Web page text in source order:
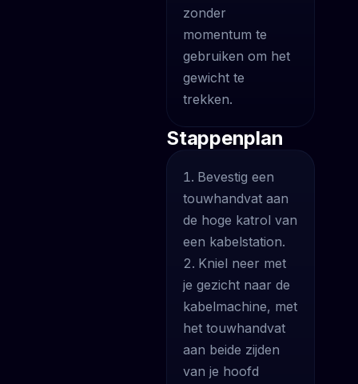
zonder
momentum te
gebruiken om het
gewicht te
trekken.
Stappenplan
Bevestig een
touwhandvat aan
de hoge katrol van
een kabelstation.
Kniel neer met
je gezicht naar de
kabelmachine, met
het touwhandvat
aan beide zijden
van je hoofd